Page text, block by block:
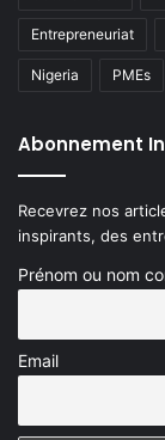
Entrepreneuriat
Nigeria PMEs
Abonnement
Recevrez nos
inspirants, des
Prénom ou nom
Email